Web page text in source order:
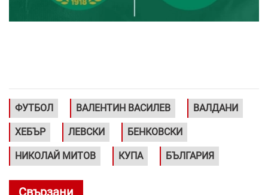
ФУТБОЛ ВАЛЕНТИН ВАСИЛЕВ ВАЛДАНИ
ХЕБЪР ЛЕВСКИ БЕНКОВСКИ
НИКОЛАЙ МИТОВ КУПА БЪЛГАРИЯ